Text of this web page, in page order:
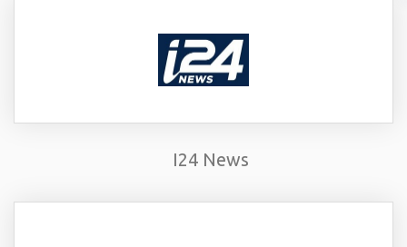
I24 News